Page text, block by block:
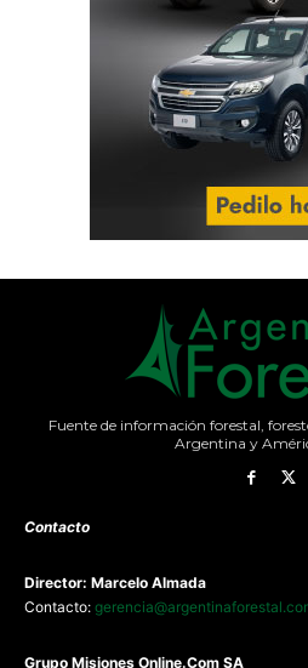
Fuente de información forestal,
Argentina y
Contacto
Director: Marcelo Almada
Contacto:
Grupo Misiones Online.Com SA